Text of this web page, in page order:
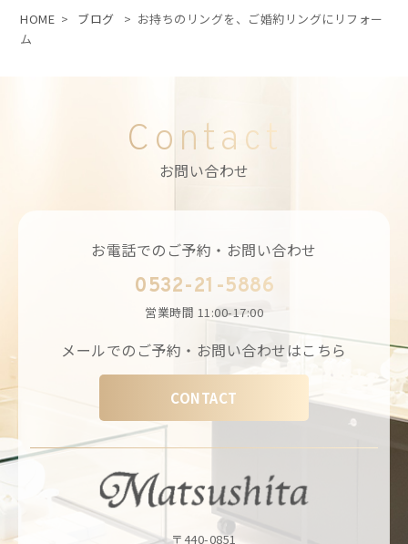
HOME > ブログ > お持ちのリングを、ご婚約リングにリフォー
ム
Contact
お問い合わせ
お電話でのご予約・お問い合わせ
0532-21-5886
営業時間 11:00-17:00
メールでのご予約・お問い合わせはこちら
CONTACT
〒440-0851